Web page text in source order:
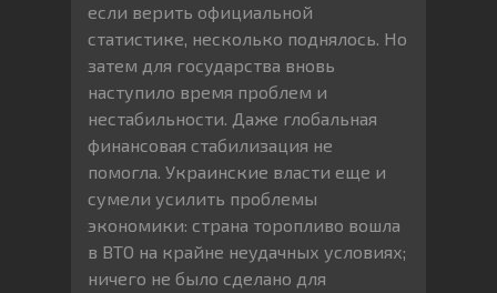
если верить официальной
статистике, несколько поднялось. Но
затем для государства вновь
наступило время проблем и
нестабильности. Даже глобальная
финансовая стабилизация не
помогла. Украинские власти еще и
сумели усилить проблемы
экономики: страна торопливо вошла
в ВТО на крайне неудачных условиях;
ничего не было сделано для